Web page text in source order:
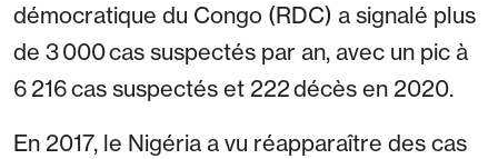
démocratique du Congo (RDC) a signalé plus
de 3 000 cas suspectés par an, avec un pic à
6 216 cas suspectés et 222 décès en 2020.
En 2017, le Nigéria a vu réapparaître des cas